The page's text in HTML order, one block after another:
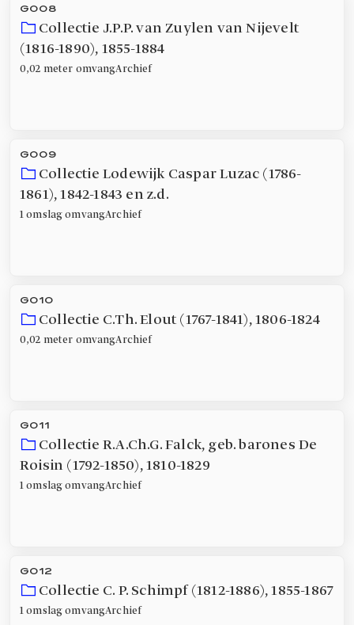
G008
Collectie J.P.P. van Zuylen van Nijevelt
(1816-1890),1855-1884
0,02 meter omvangArchief
G009
Collectie Lodewijk Caspar Luzac (1786-
1861),1842-1843 en z.d.
1 omslagomvangArchief
G010
Collectie C.Th. Elout (1767-1841),1806-1824
0,02 meter omvangArchief
G011
Collectie R.A.Ch.G. Falck, geb. barones De
Roisin (1792-1850),1810-1829
1 omslagomvangArchief
G012
Collectie C. P. Schimpf (1812-1886),1855-1867
1 omslagomvangArchief